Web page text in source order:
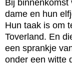
Bij binnenkomst
dame en hun
Hun taak is om
Toverland. En
een sprankje
onder een witte